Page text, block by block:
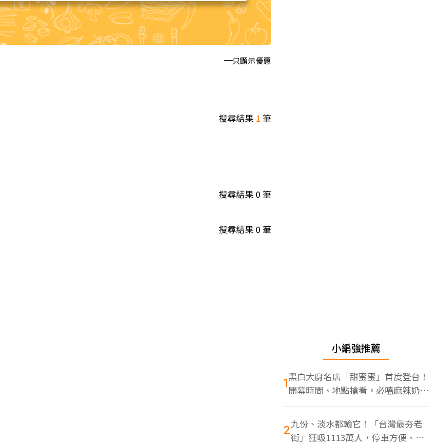
只顯示優惠
搜尋結果 1筆
搜尋結果0筆
搜尋結果0筆
小編強推薦
1黑白大廚名店「甜蜜蜜」首度登台！
開幕時間、地點搶看，必嗑麻辣奶油
蝦
2九份、淡水都輸它！「台灣最夯老
街」狂吸1113萬人，停車方便、特